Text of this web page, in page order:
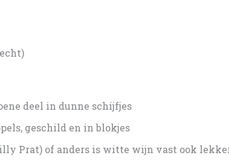
deel in dunne schijfjes
geschild en in blokjes
Prat) of anders is witte wijn vast ook